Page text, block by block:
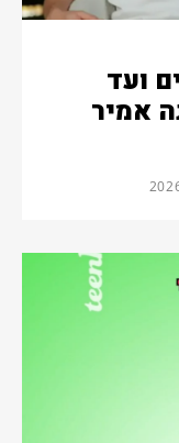
ועד
אמיר